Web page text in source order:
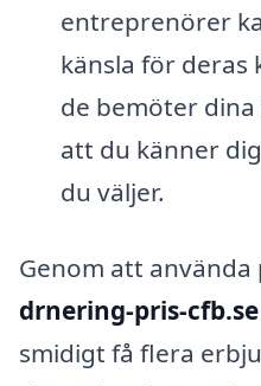
entreprenörer
känsla för deras
de bemöter
att du känner
du väljer.
Genom att
drnering-pris-cfb.se
smidigt få flera